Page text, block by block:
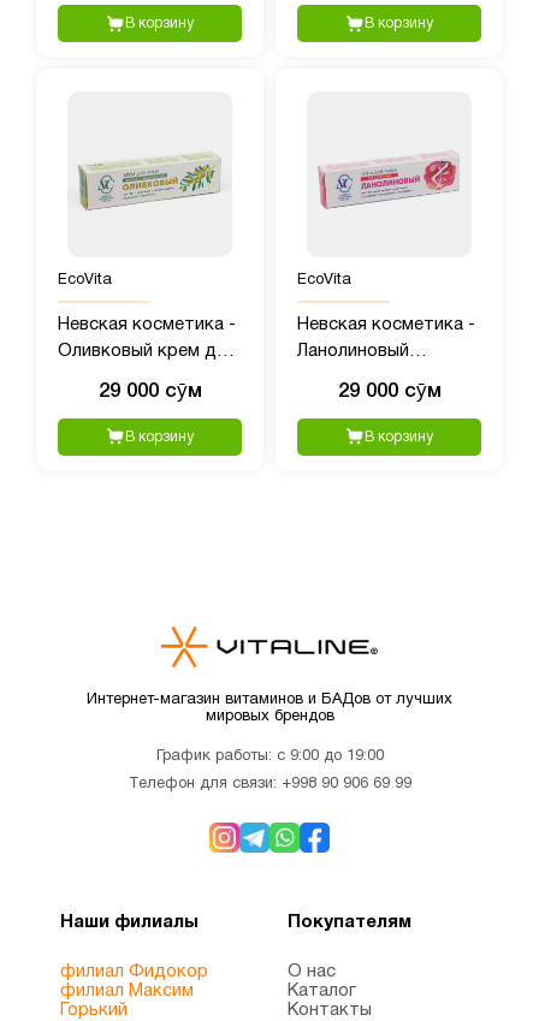
антиперспирант
Prescription Strength,
В корзину В корзину
EcoVita
Невская косметика -
Оливковый крем для
29 000 сӯм
В корзину
EcoVita
Невская косметика -
Ланолиновый
29 000 сӯм
В корзину
Интернет-магазин витаминов и БАДов от лучших
мировых брендов
График работы: с 9:00 до 19:00
Телефон для связи: +998 90 906 69 99
Наши филиалы
филиал Фидокор
филиал Максим
Горький
Покупателям
О нас
Каталог
Контакты